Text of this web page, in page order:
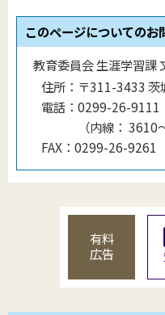
このページについてのお
教育委員会 生涯学習課
住所： 〒311-3433 茨
電話： 0299-26-9111
（内線 ： 3610
FAX： 0299-26-9261
有料
広告